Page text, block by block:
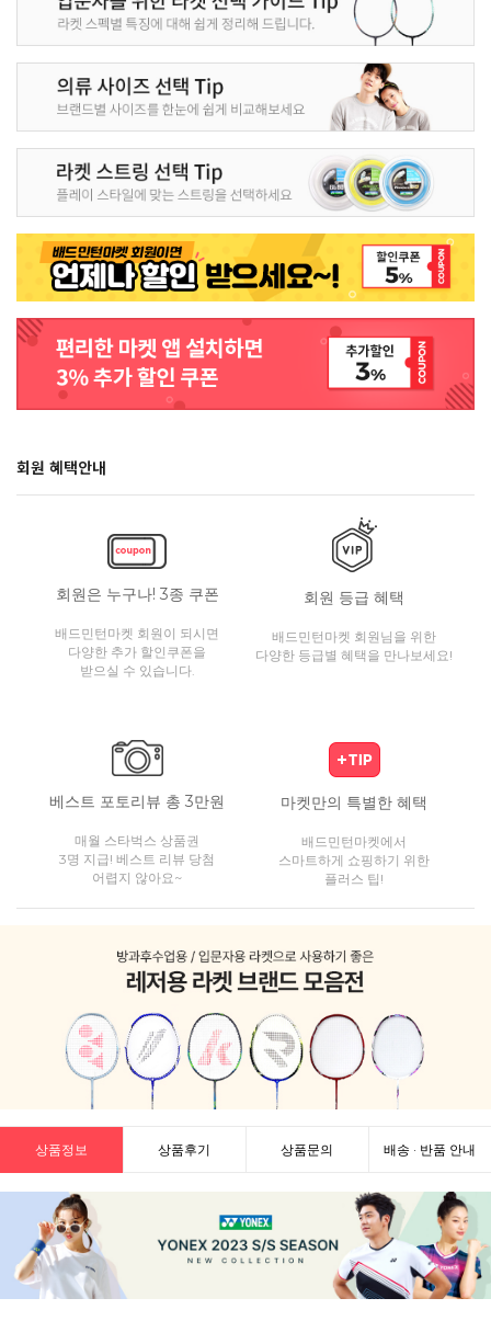
회원 혜택안내
회원은 누구나! 3종 쿠폰
배드민턴마켓 회원이 되시면
다양한 추가 할인쿠폰을
받으실 수 있습니다.
회원 등급 혜택
배드민턴마켓 회원님을 위한
다양한 등급별 혜택을 만나보세요!
베스트 포토리뷰 총 3만원
매월 스타벅스 상품권
3명 지급! 베스트 리뷰 당첨
어렵지 않아요~
마켓만의 특별한 혜택
배드민턴마켓에서
스마트하게 쇼핑하기 위한
플러스 팁!
상품정보 상품후기 상품문의 배송 · 반품 안내